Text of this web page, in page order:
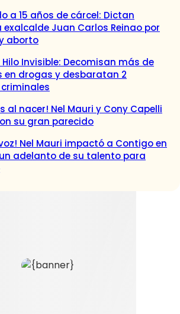
a 15 años de cárcel: Dictan
Juan Carlos Reinao por
aborto
Invisible: Decomisan más de
en drogas y desbaratan 2
al nacer! Nel Mauri y Cony Capelli
su gran parecido
Nel Mauri impactó a Contigo en
adelanto de su talento para